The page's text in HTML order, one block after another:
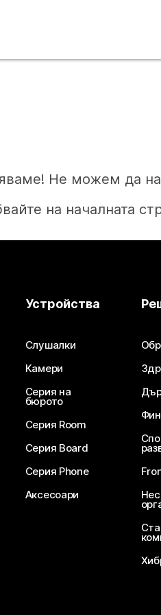
Не можем да
на началната
Нуждаете
Устройства
Слушалки
Камери
Серия на
бюрото
Серия Room
Серия Board
Серия Phone
Аксесоари